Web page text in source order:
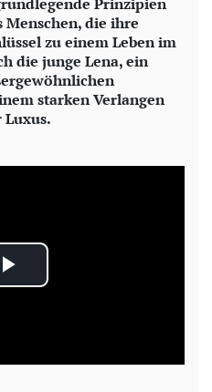
Menschen, die ihre
zu einem Leben im
die junge Lena, ein
starken Verlangen
Luxus.
P
a